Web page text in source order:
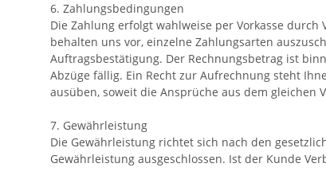
6. Zahlungsbedingungen
Die Zahlung erfolgt wahlweise per Vorkasse durch
behalten uns vor, einzelne Zahlungsarten
Auftragsbestätigung. Der Rechnungsbetrag ist
Abzüge fällig. Ein Recht zur Aufrechnung steht
ausüben, soweit die Ansprüche aus dem gleichen
7. Gewährleistung
Die Gewährleistung richtet sich nach den
Gewährleistung ausgeschlossen. Ist der Kunde